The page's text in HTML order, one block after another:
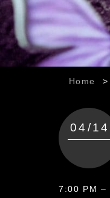
Home >
04/14
喫
7:00 PM –